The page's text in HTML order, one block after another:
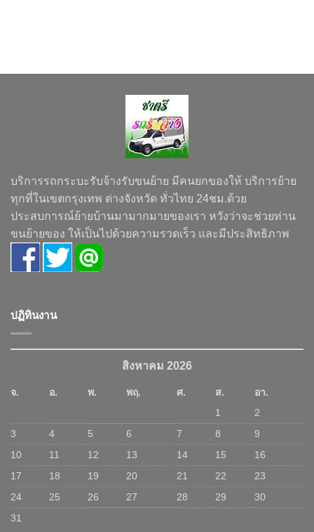
บริการรถกระบะรับจ้างรับขนย้าย มีคนยกของให้ บริการย้าย
ทุกที่ในเขตกรุงเทพ ต่างจังหวัด ทั่วไทย 24ชม.ด้วย
ประสบการณ์ย้ายบ้านมามากมายของเรา หวังว่าจะช่วยท่าน
ขนย้ายของ ให้เป็นไปด้วยความรวดเร็ว และมีประสิทธิภาพ
ปฏิทินงาน
สิงหาคม 2026
จ. อ. พ. พฤ. ศ. ส.
อา.
1
2
3
4 5 6 7 8
9
10
11 12 13 14 15
16
17
18 19 20 21 22
23
24
25 26 27 28 29
30
31